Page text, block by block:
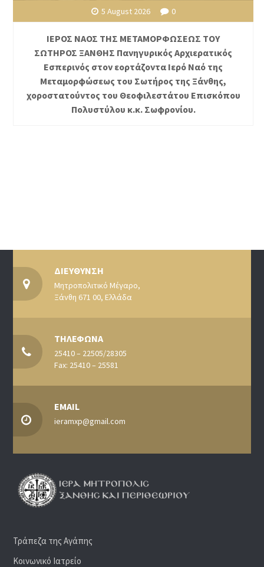
5 August 2026 0
ΙΕΡΟΣ ΝΑΟΣ ΤΗΣ ΜΕΤΑΜΟΡΦΩΣΕΩΣ ΤΟΥ
ΣΩΤΗΡΟΣ ΞΑΝΘΗΣ Πανηγυρικός Αρχιερατικός
Εσπερινός στον εορτάζοντα Ιερό Ναό της
Μεταμορφώσεως του Σωτήρος της Ξάνθης,
χοροστατούντος του Θεοφιλεστάτου Επισκόπου
Πολυστύλου κ.κ. Σωφρονίου.
ΔΙΕΥΘΥΝΣΗ
Μητροπολιτικό Μέγαρο,
Ξάνθη 671 00, Ελλάδα
ΤΗΛΕΦΩΝΑ
25410 – 22505/28305
Fax: 25410 – 25581
EMAIL
ieramxp@gmail.com
Τράπεζα της Αγάπης
Κοινωνικό Ιατρείο